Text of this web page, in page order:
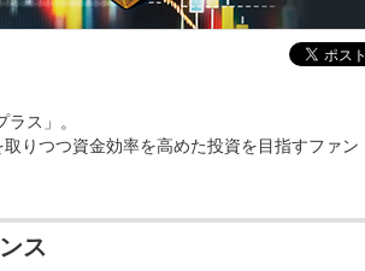
ス」。
りつつ資金効率を高めた投資を目指すファン
ス